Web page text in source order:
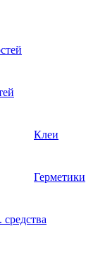
Клеи
Герметики